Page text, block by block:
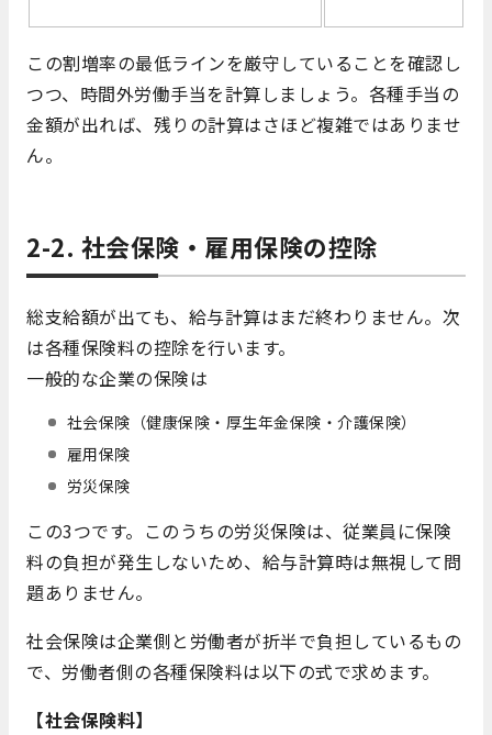
この割増率の最低ラインを厳守していることを確認し
つつ、時間外労働手当を計算しましょう。各種手当の
金額が出れば、残りの計算はさほど複雑ではありませ
ん。
2-2. 社会保険・雇用保険の控除
総支給額が出ても、給与計算はまだ終わりません。次
は各種保険料の控除を行います。
一般的な企業の保険は
社会保険（健康保険・厚生年金保険・介護保険）
雇用保険
労災保険
この3つです。このうちの労災保険は、従業員に保険
料の負担が発生しないため、給与計算時は無視して問
題ありません。
社会保険は企業側と労働者が折半で負担しているもの
で、労働者側の各種保険料は以下の式で求めます。
【社会保険料】